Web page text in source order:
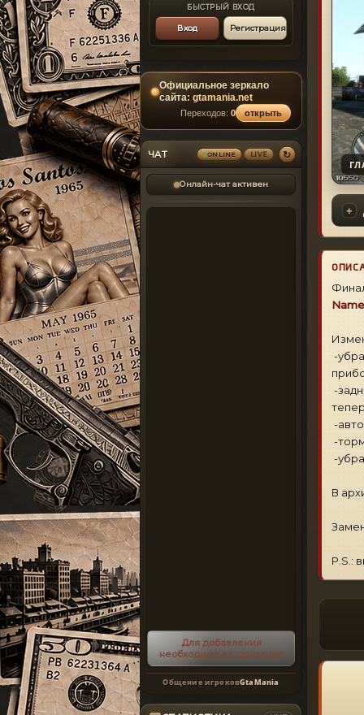
БЫСТРЫЙ ВХОД
Вход Регистрация
Официальное зеркало
сайта: gtamania.net
Переходов: 0 открыть
ЧАТ ONLINE LIVE ↻
Онлайн-чат активен
Для добавления
необходима авторизация
Общение игроковGtaMania
-
-
-
-
-
В
P.S.: